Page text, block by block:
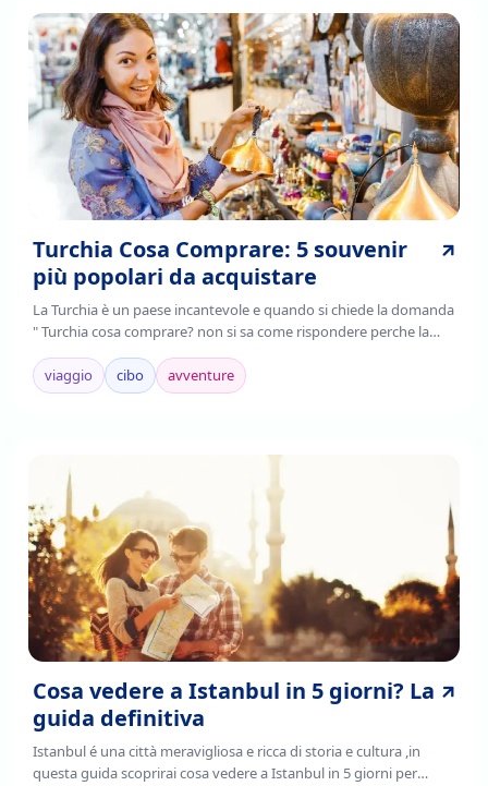
Turchia Cosa Comprare: 5 souvenir
più popolari da acquistare
La Turchia è un paese incantevole e quando si chiede la domanda
" Turchia cosa comprare? non si sa come rispondere perche la
Turchia è un paese ricco di tante arti e pezzi di storia da aquistare,
Continua a leggere per sapere i souvenir della Turchia da
aquistare!
viaggio cibo avventure
Cosa vedere a Istanbul in 5 giorni? La
guida definitiva
Istanbul é una città meravigliosa e ricca di storia e cultura ,in
questa guida scoprirai cosa vedere a Istanbul in 5 giorni per